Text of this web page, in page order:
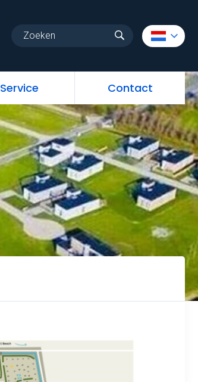
Service Contact
Contact